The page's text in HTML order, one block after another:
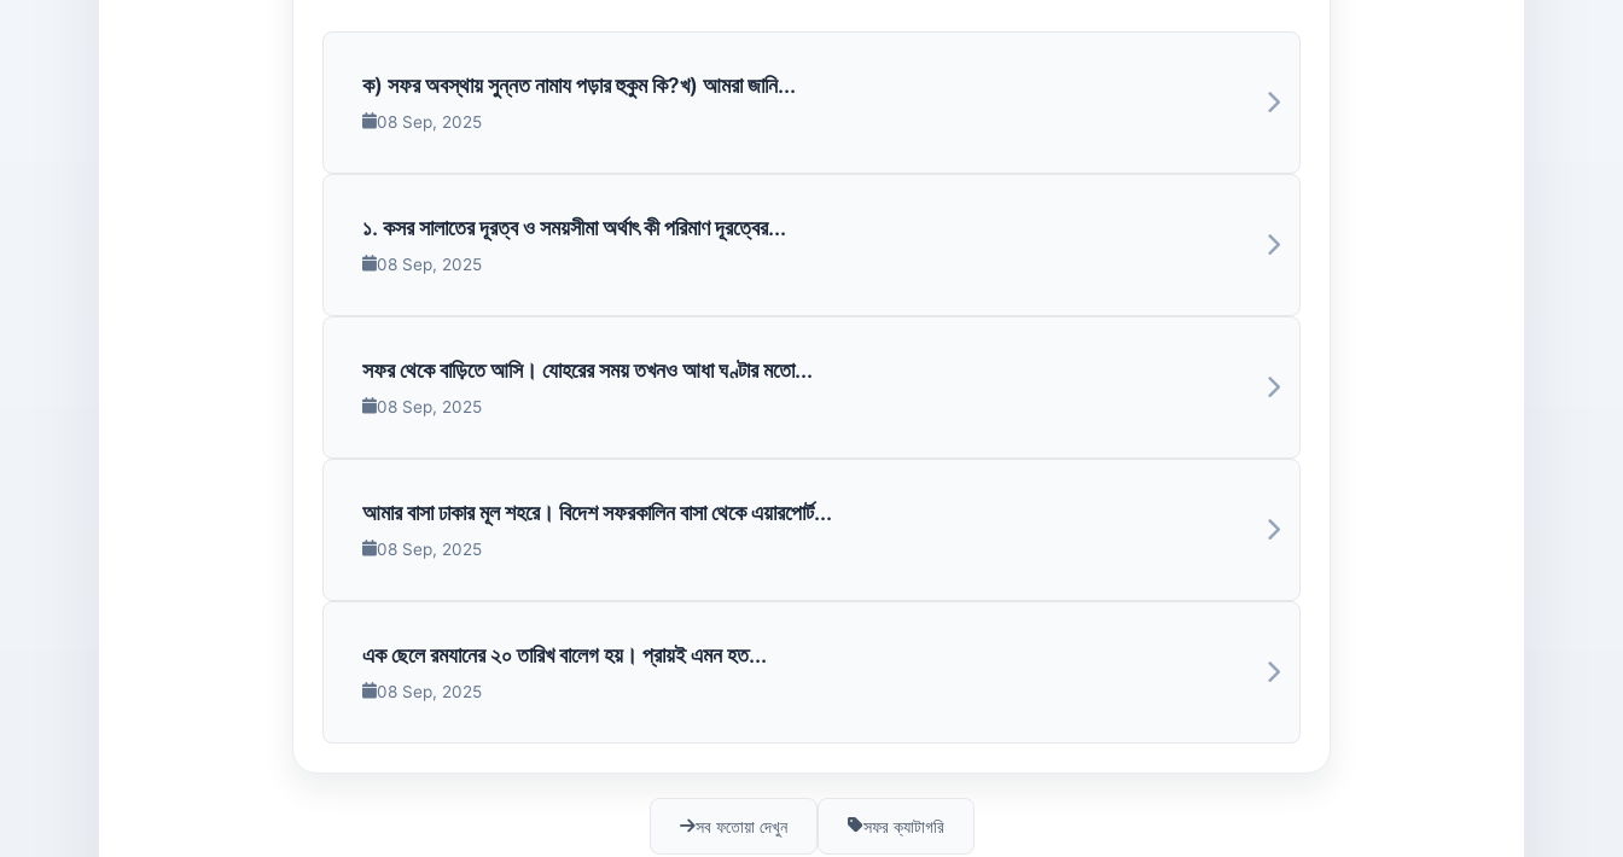
ক) সফর অবস্থায় সুন্নত নামায পড়ার হুকুম কি?খ) আমরা জানি...
08 Sep, 2025
১. কসর সালাতের দূরত্ব ও সময়সীমা অর্থাৎ কী পরিমাণ দূরত্বের...
08 Sep, 2025
সফর থেকে বাড়িতে আসি। যোহরের সময় তখনও আধা ঘণ্টার মতো...
08 Sep, 2025
আমার বাসা ঢাকার মূল শহরে। বিদেশ সফরকালিন বাসা থেকে এয়ারপোর্ট...
08 Sep, 2025
এক ছেলে রমযানের ২০ তারিখ বালেগ হয়। প্রায়ই এমন হত...
08 Sep, 2025
সব ফতোয়া দেখুন সফর ক্যাটাগরি